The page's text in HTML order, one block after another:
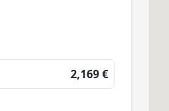
2,169 €